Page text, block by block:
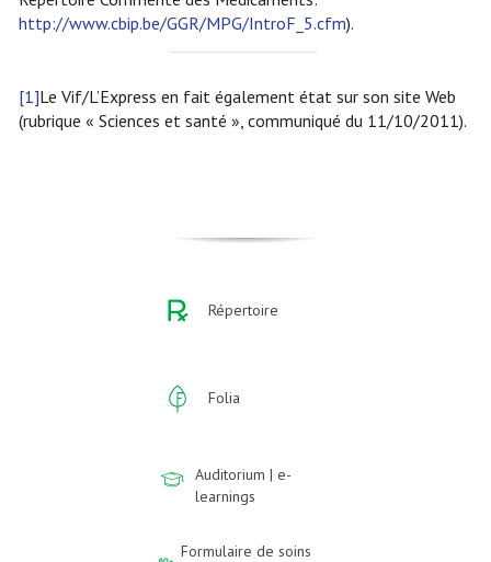
http://www.cbip.be/GGR/MPG/IntroF_5.cfm).
[1]Le Vif/L’Express en fait également état sur son site Web
(rubrique « Sciences et santé », communiqué du 11/10/2011).
Répertoire
Folia
Auditorium | e-
learnings
Formulaire de soins